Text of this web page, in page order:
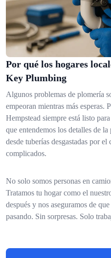
Por qué los hogares
Key Plumbing
Algunos problemas de plomería
empeoran mientras más esperas.
Hempstead siempre está listo
que entendemos los detalles de
desde tuberías desgastadas por
complicados.
No solo somos personas en
Tratamos tu hogar como el
después y nos aseguramos de
pasando. Sin sorpresas. Solo